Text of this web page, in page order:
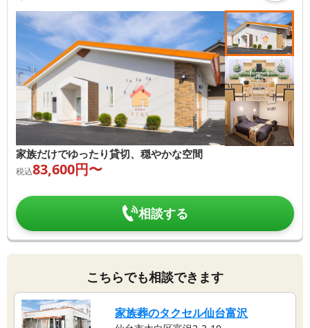
家族だけでゆったり貸切、穏やかな空間
税込83,600円〜
相談する
こちらでも相談できます
家族葬のタクセル仙台富沢